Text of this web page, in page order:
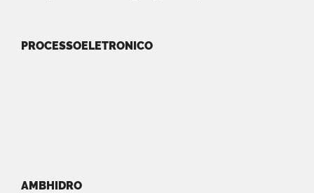
PROCESSOELETRONICO
AMBHIDRO